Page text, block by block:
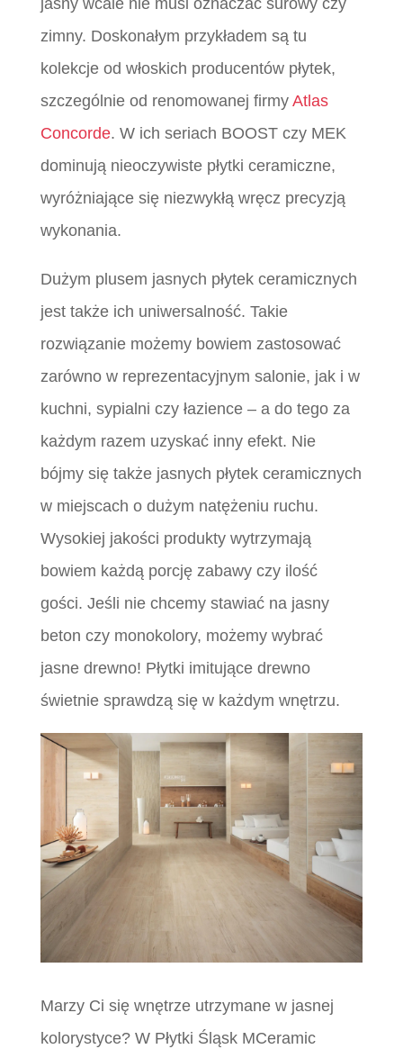
jasny wcale nie musi oznaczać surowy czy
zimny. Doskonałym przykładem są tu
kolekcje od włoskich producentów płytek,
szczególnie od renomowanej firmy Atlas
Concorde. W ich seriach BOOST czy MEK
dominują nieoczywiste płytki ceramiczne,
wyróżniające się niezwykłą wręcz precyzją
wykonania.
Dużym plusem jasnych płytek ceramicznych
jest także ich uniwersalność. Takie
rozwiązanie możemy bowiem zastosować
zarówno w reprezentacyjnym salonie, jak i w
kuchni, sypialni czy łazience – a do tego za
każdym razem uzyskać inny efekt. Nie
bójmy się także jasnych płytek ceramicznych
w miejscach o dużym natężeniu ruchu.
Wysokiej jakości produkty wytrzymają
bowiem każdą porcję zabawy czy ilość
gości. Jeśli nie chcemy stawiać na jasny
beton czy monokolory, możemy wybrać
jasne drewno! Płytki imitujące drewno
świetnie sprawdzą się w każdym wnętrzu.
Marzy Ci się wnętrze utrzymane w jasnej
kolorystyce? W Płytki Śląsk MCeramic